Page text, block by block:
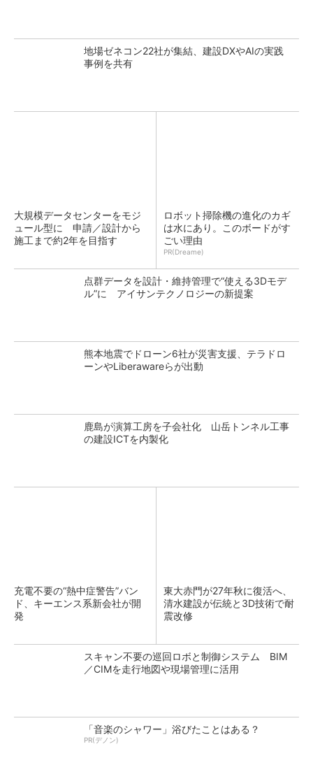
地場ゼネコン22社が集結、建設DXやAIの実践
事例を共有
大規模データセンターをモジ
ュール型に 申請／設計から
施工まで約2年を目指す
ロボット掃除機の進化のカギ
は水にあり。このボードがす
ごい理由
PR(Dreame)
点群データを設計・維持管理で“使える3Dモデ
ル”に アイサンテクノロジーの新提案
熊本地震でドローン6社が災害支援、テラドロ
ーンやLiberawareらが出動
鹿島が演算工房を子会社化 山岳トンネル工事
の建設ICTを内製化
充電不要の“熱中症警告”バン
ド、キーエンス系新会社が開
発
東大赤門が27年秋に復活へ、
清水建設が伝統と3D技術で耐
震改修
スキャン不要の巡回ロボと制御システム BIM
／CIMを走行地図や現場管理に活用
「音楽のシャワー」浴びたことはある？
PR(デノン)